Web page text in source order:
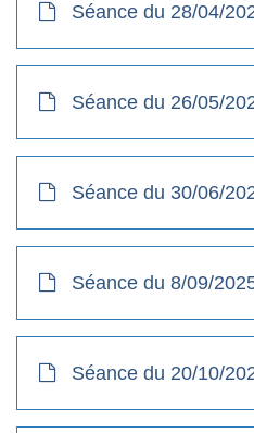
Séance du 28/04/
Séance du 26/05/
Séance du 30/06/
Séance du 8/09/
Séance du 20/10/